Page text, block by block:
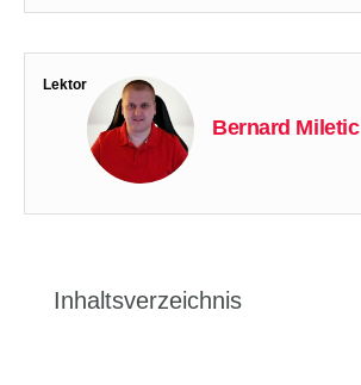
Lektor
Bernard Miletic
Inhaltsverzeichnis